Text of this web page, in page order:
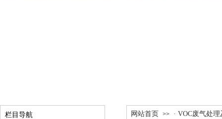
网站首页 >> · VOC废气处
栏目导航